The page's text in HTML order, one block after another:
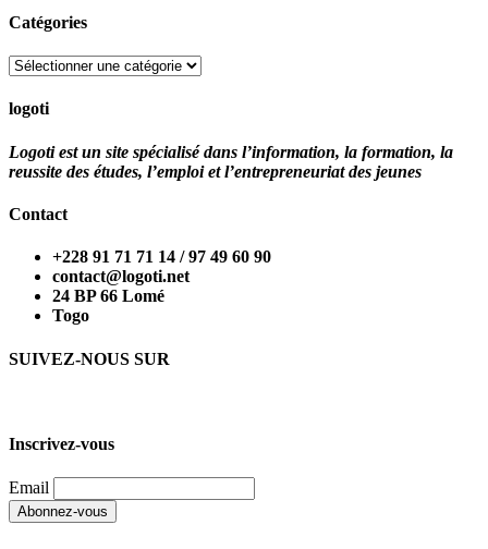
Catégories
Catégories
logoti
Logoti est un site spécialisé dans l’information, la formation, la
reussite des études, l’emploi et l’entrepreneuriat des jeunes
Contact
+228 91 71 71 14 / 97 49 60 90
contact@logoti.net
24 BP 66 Lomé
Togo
SUIVEZ-NOUS SUR
Inscrivez-vous
Email